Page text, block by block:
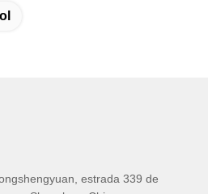
estrada 339 de